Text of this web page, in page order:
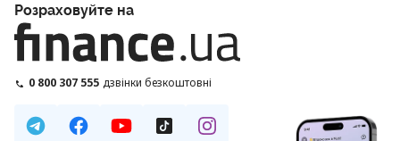
Розраховуйте на
0 800 307 555 дзвінки безкоштовні